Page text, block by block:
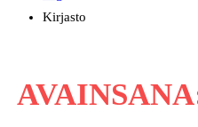
Kirjasto